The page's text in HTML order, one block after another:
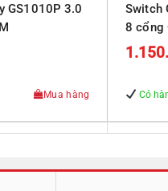
GS1010P 3.0
Mua hàng
Switch
8 cổng
Gigabit
Có